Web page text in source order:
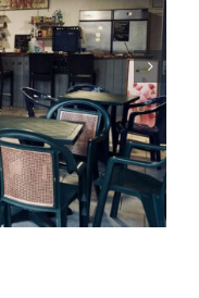
est ouvert